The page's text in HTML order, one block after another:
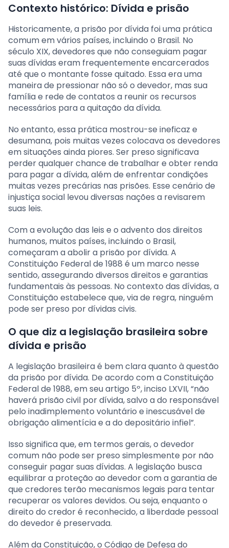
Contexto histórico: Dívida e prisão
Historicamente, a prisão por dívida foi uma prática
comum em vários países, incluindo o Brasil. No
século XIX, devedores que não conseguiam pagar
suas dívidas eram frequentemente encarcerados
até que o montante fosse quitado. Essa era uma
maneira de pressionar não só o devedor, mas sua
família e rede de contatos a reunir os recursos
necessários para a quitação da dívida.
No entanto, essa prática mostrou-se ineficaz e
desumana, pois muitas vezes colocava os devedores
em situações ainda piores. Ser preso significava
perder qualquer chance de trabalhar e obter renda
para pagar a dívida, além de enfrentar condições
muitas vezes precárias nas prisões. Esse cenário de
injustiça social levou diversas nações a revisarem
suas leis.
Com a evolução das leis e o advento dos direitos
humanos, muitos países, incluindo o Brasil,
começaram a abolir a prisão por dívida. A
Constituição Federal de 1988 é um marco nesse
sentido, assegurando diversos direitos e garantias
fundamentais às pessoas. No contexto das dívidas, a
Constituição estabelece que, via de regra, ninguém
pode ser preso por dívidas civis.
O que diz a legislação brasileira sobre
dívida e prisão
A legislação brasileira é bem clara quanto à questão
da prisão por dívida. De acordo com a Constituição
Federal de 1988, em seu artigo 5º, inciso LXVII, “não
haverá prisão civil por dívida, salvo a do responsável
pelo inadimplemento voluntário e inescusável de
obrigação alimentícia e a do depositário infiel”.
Isso significa que, em termos gerais, o devedor
comum não pode ser preso simplesmente por não
conseguir pagar suas dívidas. A legislação busca
equilibrar a proteção ao devedor com a garantia de
que credores terão mecanismos legais para tentar
recuperar os valores devidos. Ou seja, enquanto o
direito do credor é reconhecido, a liberdade pessoal
do devedor é preservada.
Além da Constituição, o Código de Defesa do